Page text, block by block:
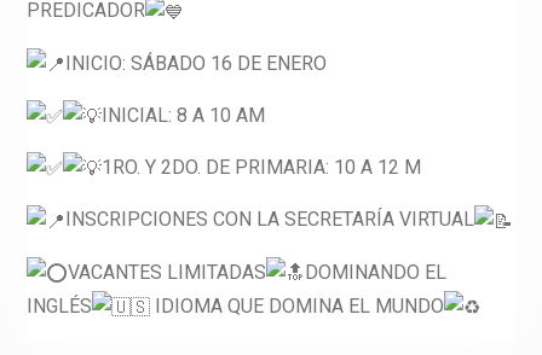
PREDICADOR
INICIO: SÁBADO 16 DE ENERO
INICIAL: 8 A 10 AM
1RO. Y 2DO. DE PRIMARIA: 10 A 12 M
INSCRIPCIONES CON LA SECRETARÍA VIRTUAL
VACANTES LIMITADAS
DOMINANDO EL
INGLÉS
IDIOMA QUE DOMINA EL MUNDO